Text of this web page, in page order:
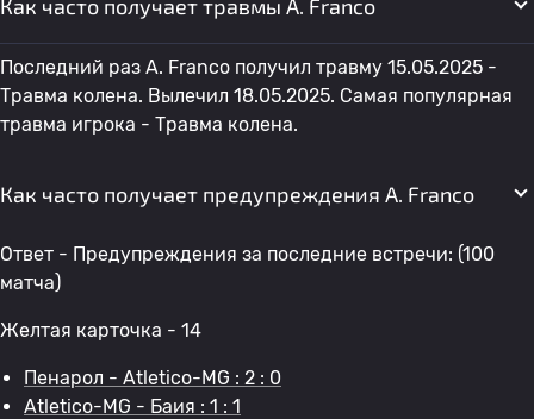
Как часто получает травмы A. Franco
Последний раз A. Franco получил травму 15.05.2025 -
Травма колена. Вылечил 18.05.2025. Самая популярная
травма игрока - Травма колена.
Как часто получает предупреждения A. Franco
Ответ - Предупреждения за последние встречи: (100
матча)
Желтая карточка - 14
Пенарол - Atletico-MG : 2 : 0
Atletico-MG - Баия : 1 : 1